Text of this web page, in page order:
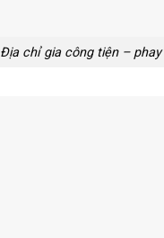
Địa chỉ gia công tiện –